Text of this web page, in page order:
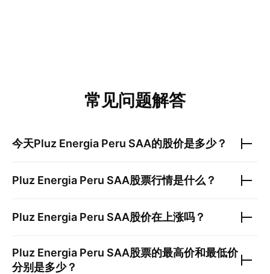
常见问题解答
今天Pluz Energia Peru SAA的股价是多少？
Pluz Energia Peru SAA股票行情是什么？
Pluz Energia Peru SAA股价在上涨吗？
Pluz Energia Peru SAA股票的最高价和最低价
分别是多少？